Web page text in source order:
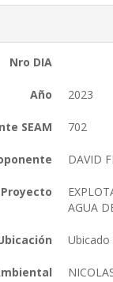
Nro DIA
Año 2023
SEAM 702
DAVID
Proyecto
AGUA